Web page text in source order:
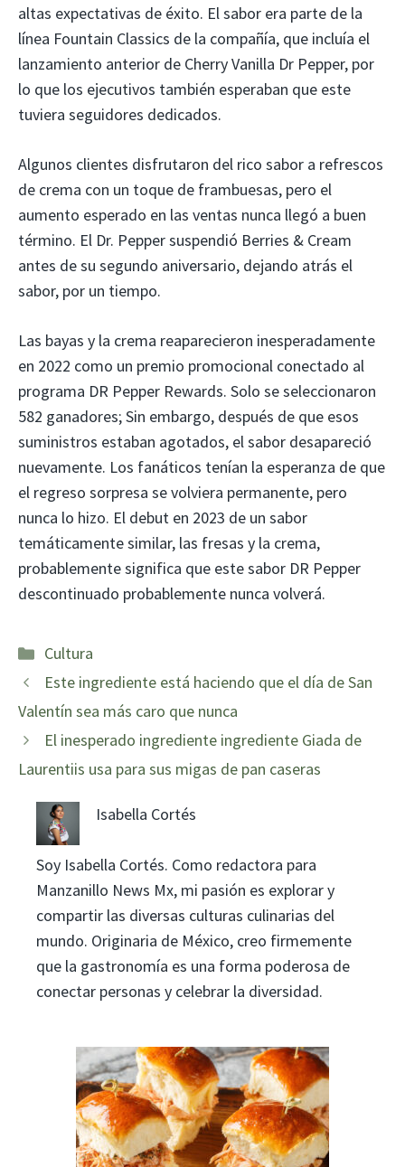
altas expectativas de éxito. El sabor era parte de la
línea Fountain Classics de la compañía, que incluía el
lanzamiento anterior de Cherry Vanilla Dr Pepper, por
lo que los ejecutivos también esperaban que este
tuviera seguidores dedicados.
Algunos clientes disfrutaron del rico sabor a refrescos
de crema con un toque de frambuesas, pero el
aumento esperado en las ventas nunca llegó a buen
término. El Dr. Pepper suspendió Berries & Cream
antes de su segundo aniversario, dejando atrás el
sabor, por un tiempo.
Las bayas y la crema reaparecieron inesperadamente
en 2022 como un premio promocional conectado al
programa DR Pepper Rewards. Solo se seleccionaron
582 ganadores; Sin embargo, después de que esos
suministros estaban agotados, el sabor desapareció
nuevamente. Los fanáticos tenían la esperanza de que
el regreso sorpresa se volviera permanente, pero
nunca lo hizo. El debut en 2023 de un sabor
temáticamente similar, las fresas y la crema,
probablemente significa que este sabor DR Pepper
descontinuado probablemente nunca volverá.
Categorías
Cultura
Este ingrediente está haciendo que el día de San
Valentín sea más caro que nunca
El inesperado ingrediente ingrediente Giada de
Laurentiis usa para sus migas de pan caseras
Isabella Cortés
Soy Isabella Cortés. Como redactora para
Manzanillo News Mx, mi pasión es explorar y
compartir las diversas culturas culinarias del
mundo. Originaria de México, creo firmemente
que la gastronomía es una forma poderosa de
conectar personas y celebrar la diversidad.